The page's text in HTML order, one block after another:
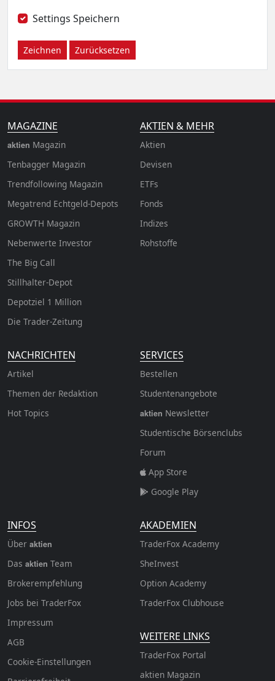
Settings Speichern
Zeichnen Zurücksetzen
MAGAZINE
aktien Magazin
Tenbagger Magazin
Trendfollowing Magazin
Megatrend Echtgeld-Depots
GROWTH Magazin
Nebenwerte Investor
The Big Call
Stillhalter-Depot
Depotziel 1 Million
Die Trader-Zeitung
AKTIEN & MEHR
Aktien
Devisen
ETFs
Fonds
Indizes
Rohstoffe
NACHRICHTEN
Artikel
Themen der Redaktion
Hot Topics
SERVICES
Bestellen
Studentenangebote
aktien Newsletter
Studentische Börsenclubs
Forum
App Store
Google Play
INFOS
Über aktien
Das aktien Team
Brokerempfehlung
Jobs bei TraderFox
Impressum
AGB
Cookie-Einstellungen
AKADEMIEN
TraderFox Academy
SheInvest
Option Academy
TraderFox Clubhouse
WEITERE LINKS
TraderFox Portal
aktien Magazin